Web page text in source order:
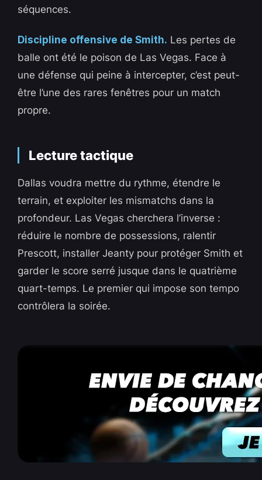
séquences.
Discipline offensive de Smith. Les pertes de
balle ont été le poison de Las Vegas. Face à
une défense qui peine à intercepter, c’est peut-
être l’une des rares fenêtres pour un match
propre.
Lecture tactique
Dallas voudra mettre du rythme, étendre le
terrain, et exploiter les mismatchs dans la
profondeur. Las Vegas cherchera l’inverse :
réduire le nombre de possessions, ralentir
Prescott, installer Jeanty pour protéger Smith et
garder le score serré jusque dans le quatrième
quart-temps. Le premier qui impose son tempo
contrôlera la soirée.